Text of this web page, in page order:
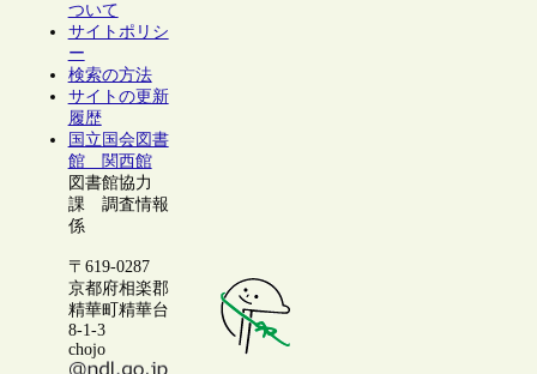
ついて
サイトポリシ
ー
検索の方法
サイトの更新
履歴
国立国会図書
館 関西館
図書館協力
課 調査情報
係
〒619-0287
京都府相楽郡
精華町精華台
8-1-3
chojo